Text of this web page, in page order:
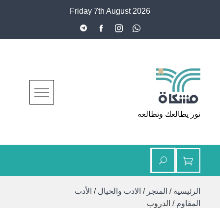
Friday 7th August 2026
مشكاة
نور يطالعك وتطالعه
الرئيسية / المتجر / الادب والخيال / الأدب
المقاوم / الدروب